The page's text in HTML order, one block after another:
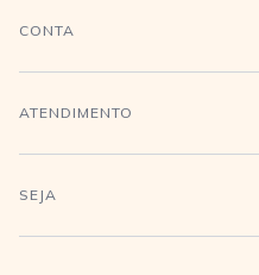
História
Conecte-se
CONTA
Login
Meus pedidos
ATENDIMENTO
Compra Segura
SEJA